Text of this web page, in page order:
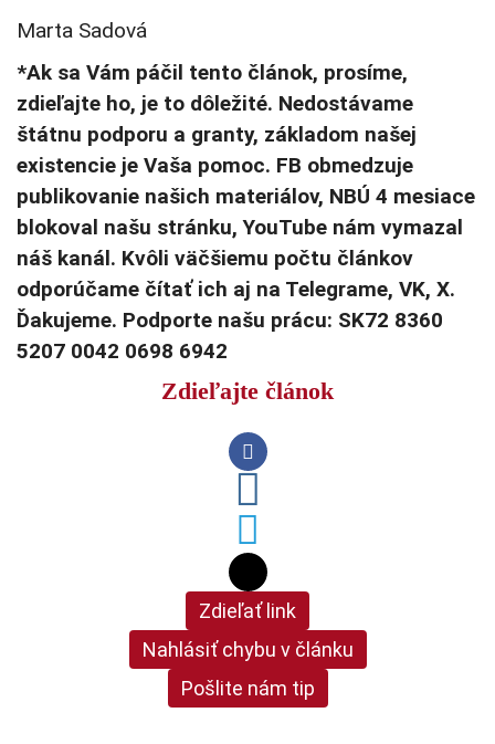
Marta Sadová
*Ak sa Vám páčil tento článok, prosíme,
zdieľajte ho, je to dôležité. Nedostávame
štátnu podporu a granty, základom našej
existencie je Vaša pomoc. FB obmedzuje
publikovanie našich materiálov, NBÚ 4 mesiace
blokoval našu stránku, YouTube nám vymazal
náš kanál. Kvôli väčšiemu počtu článkov
odporúčame čítať ich aj na Telegrame, VK, X.
Ďakujeme. Podporte našu prácu: SK72 8360
5207 0042 0698 6942
Zdieľajte článok
Zdieľať link
Nahlásiť chybu v článku
Pošlite nám tip